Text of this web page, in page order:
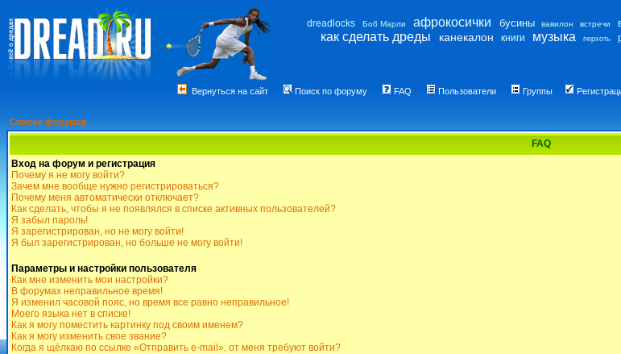
dreadlocks Боб Марли афрокосички бусины вавилон встречи
как сделать дреды канекалон книги музыка перхоть
Вернуться на сайт Поиск по форуму FAQ Пользователи Группы
Список форумов
FAQ
Вход на форум и регистрация
Почему я не могу войти?
Зачем мне вообще нужно регистрироваться?
Почему меня автоматически отключает?
Как сделать, чтобы я не появлялся в списке активных пользователей?
Я забыл пароль!
Я зарегистрирован, но не могу войти!
Я был зарегистрирован, но больше не могу войти!
Параметры и настройки пользователя
Как мне изменить мои настройки?
В форумах неправильное время!
Я изменил часовой пояс, но время все равно неправильное!
Моего языка нет в списке!
Как я могу поместить картинку под своим именем?
Как я могу изменить свое звание?
Когда я щёлкаю по ссылке «Отправить e-mail», от меня требуют войти?